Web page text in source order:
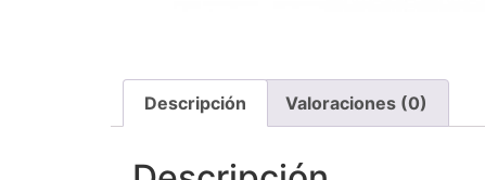
Descripción Valoraciones (0)